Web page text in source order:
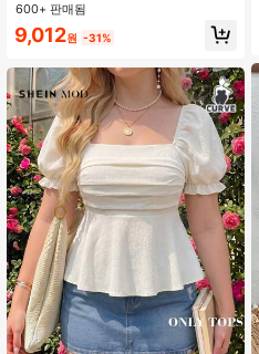
여름 티셔츠, 여성 부활절용 귀여운 상
#1 TOP 3위
거의 매진!
10+ 명 "컵 비지 않음"
600+ 판매됨
9,012원 -31%